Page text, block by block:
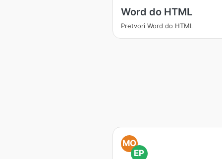
Word do HTML
Pretvori Word do HTML
MO
EP